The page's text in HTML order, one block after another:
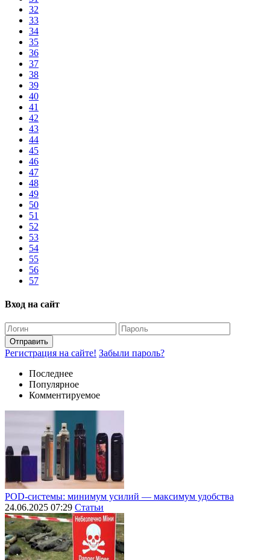
32
33
34
35
36
37
38
39
40
41
42
43
44
45
46
47
48
49
50
51
52
53
54
55
56
57
Вход на сайт
Отправить
Регистрация на сайте! Забыли пароль?
Последнее
Популярное
Комментируемое
POD-системы: минимум усилий — максимум удобства
24.06.2025 07:29 Статьи